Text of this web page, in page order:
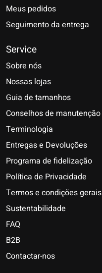
Meus pedidos
Seguimento da entrega
Service
Sobre nós
Nossas lojas
Guia de tamanhos
Conselhos de manutenção
Terminologia
Entregas e Devoluções
Programa de fidelização
Política de Privacidade
Termos e condições gerais
Sustentabilidade
FAQ
B2B
Contactar-nos